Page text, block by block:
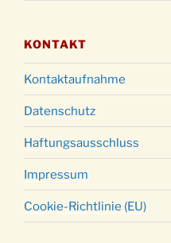
KONTAKT
Kontaktaufnahme
Datenschutz
Haftungsausschluss
Impressum
Cookie-Richtlinie (EU)